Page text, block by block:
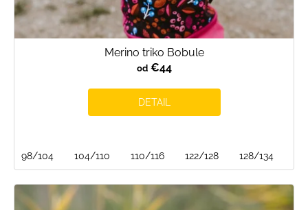
Merino triko Bobule
od€44
DETAIL
98/104 104/110 110/116 122/128 128/134